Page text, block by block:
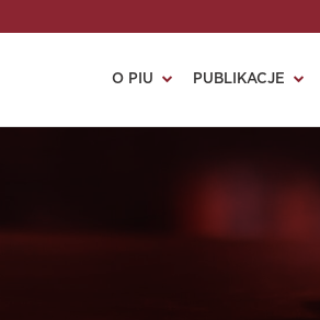
O PIU PUBLIKACJE